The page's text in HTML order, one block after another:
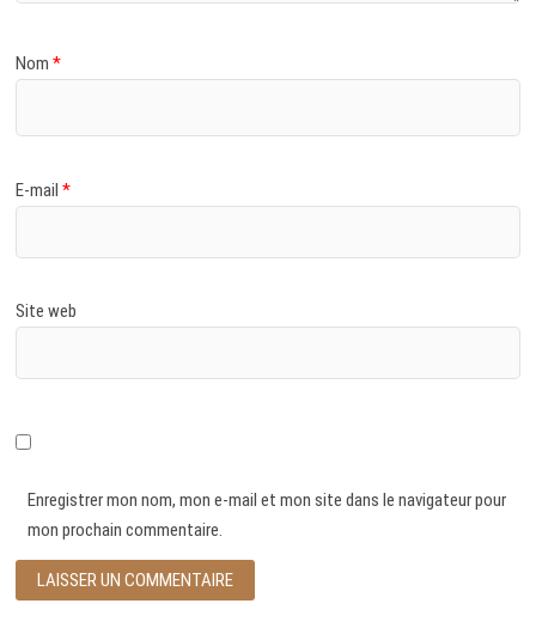
Nom*
E-mail*
Site web
Enregistrer mon nom, mon e-mail et mon site dans le navigateur pour
mon prochain commentaire.